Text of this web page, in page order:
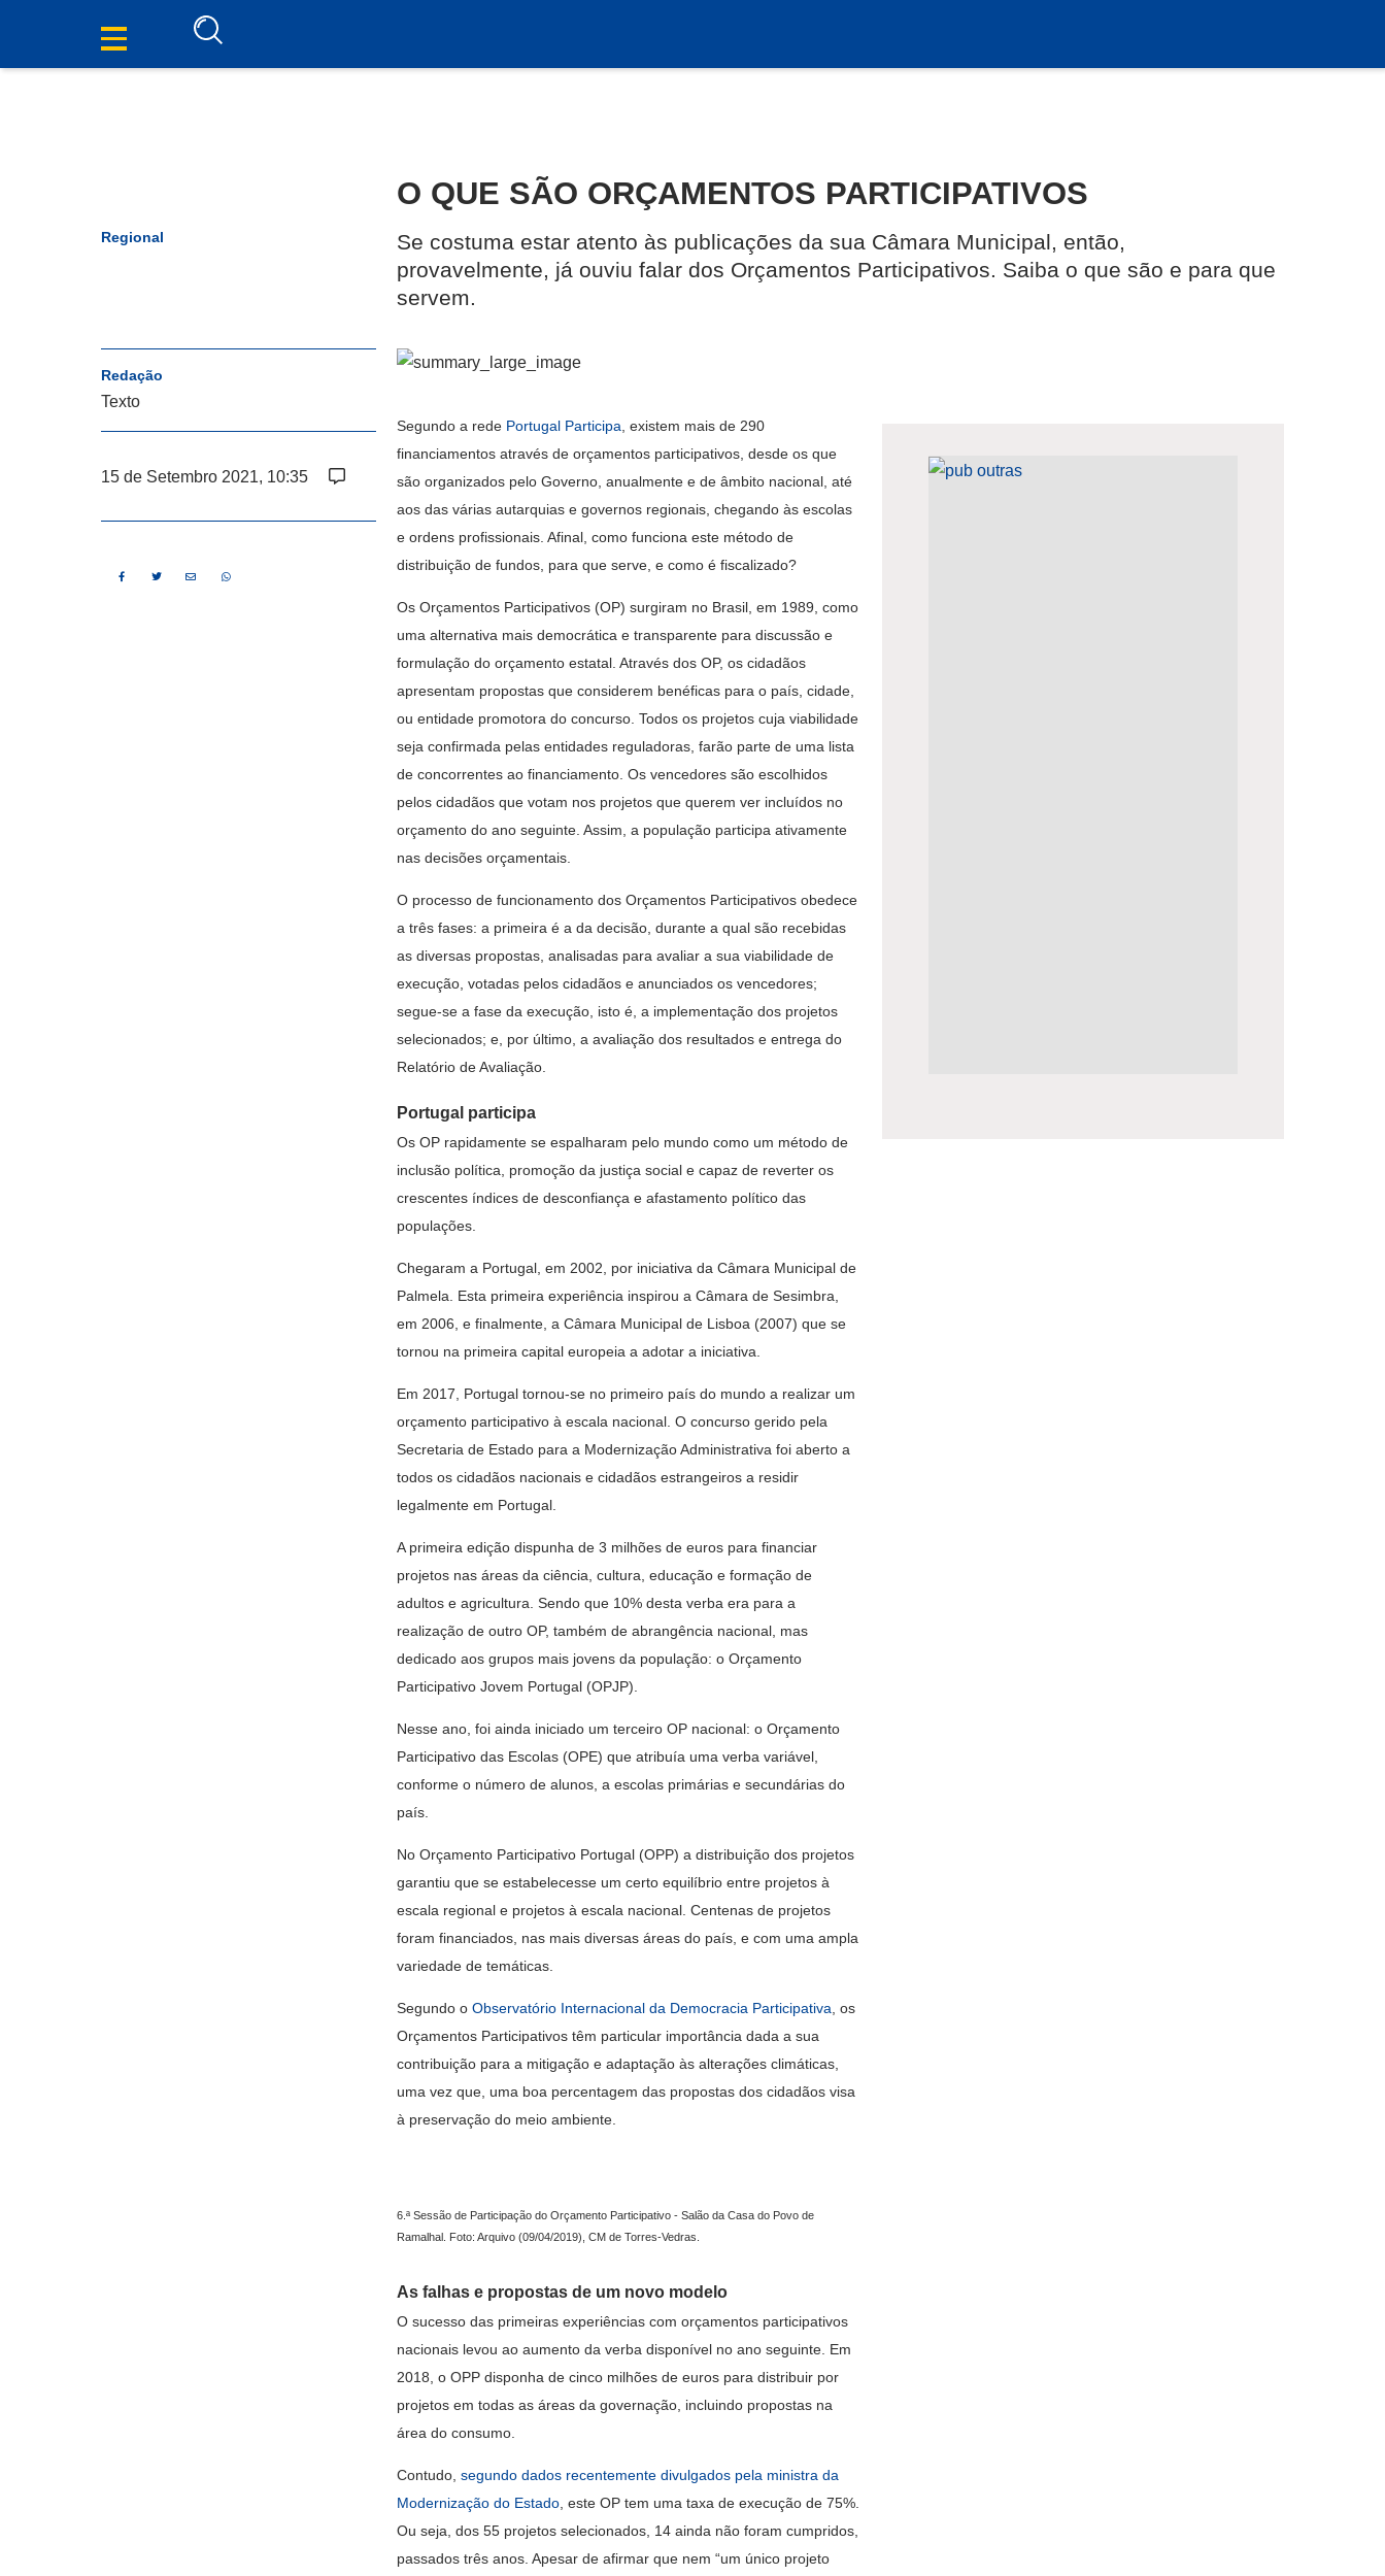
Regional
O QUE SÃO ORÇAMENTOS PARTICIPATIVOS
Se costuma estar atento às publicações da sua Câmara Municipal, então,
provavelmente, já ouviu falar dos Orçamentos Participativos. Saiba o que são e para que
servem.
Redação
Texto
15 de Setembro 2021, 10:35
Segundo a rede Portugal Participa , existem mais de 290
financiamentos através de orçamentos participativos, desde os que
são organizados pelo Governo, anualmente e de âmbito nacional, até
aos das várias autarquias e governos regionais, chegando às escolas
e ordens profissionais. Afinal, como funciona este método de
distribuição de fundos, para que serve, e como é fiscalizado?
Os Orçamentos Participativos (OP) surgiram no Brasil, em 1989, como
uma alternativa mais democrática e transparente para discussão e
formulação do orçamento estatal. Através dos OP, os cidadãos
apresentam propostas que considerem benéficas para o país, cidade,
ou entidade promotora do concurso. Todos os projetos cuja viabilidade
seja confirmada pelas entidades reguladoras, farão parte de uma lista
de concorrentes ao financiamento. Os vencedores são escolhidos
pelos cidadãos que votam nos projetos que querem ver incluídos no
orçamento do ano seguinte. Assim, a população participa ativamente
nas decisões orçamentais.
O processo de funcionamento dos Orçamentos Participativos obedece
a três fases: a primeira é a da decisão, durante a qual são recebidas
as diversas propostas, analisadas para avaliar a sua viabilidade de
execução, votadas pelos cidadãos e anunciados os vencedores;
segue-se a fase da execução, isto é, a implementação dos projetos
selecionados; e, por último, a avaliação dos resultados e entrega do
Relatório de Avaliação.
Portugal participa
Os OP rapidamente se espalharam pelo mundo como um método de
inclusão política, promoção da justiça social e capaz de reverter os
crescentes índices de desconfiança e afastamento político das
populações.
Chegaram a Portugal, em 2002, por iniciativa da Câmara Municipal de
Palmela. Esta primeira experiência inspirou a Câmara de Sesimbra,
em 2006, e finalmente, a Câmara Municipal de Lisboa (2007) que se
tornou na primeira capital europeia a adotar a iniciativa.
Em 2017, Portugal tornou-se no primeiro país do mundo a realizar um
orçamento participativo à escala nacional. O concurso gerido pela
Secretaria de Estado para a Modernização Administrativa foi aberto a
todos os cidadãos nacionais e cidadãos estrangeiros a residir
legalmente em Portugal.
A primeira edição dispunha de 3 milhões de euros para financiar
projetos nas áreas da ciência, cultura, educação e formação de
adultos e agricultura. Sendo que 10% desta verba era para a
realização de outro OP, também de abrangência nacional, mas
dedicado aos grupos mais jovens da população: o Orçamento
Participativo Jovem Portugal (OPJP).
Nesse ano, foi ainda iniciado um terceiro OP nacional: o Orçamento
Participativo das Escolas (OPE) que atribuía uma verba variável,
conforme o número de alunos, a escolas primárias e secundárias do
país.
No Orçamento Participativo Portugal (OPP) a distribuição dos projetos
garantiu que se estabelecesse um certo equilíbrio entre projetos à
escala regional e projetos à escala nacional. Centenas de projetos
foram financiados, nas mais diversas áreas do país, e com uma ampla
variedade de temáticas.
Segundo oObservatório Internacional da Democracia Participativa , os
Orçamentos Participativos têm particular importância dada a sua
contribuição para a mitigação e adaptação às alterações climáticas,
uma vez que, uma boa percentagem das propostas dos cidadãos visa
à preservação do meio ambiente.
6.ª Sessão de Participação do Orçamento Participativo - Salão da Casa do Povo de
Ramalhal. Foto: Arquivo (09/04/2019), CM de Torres-Vedras.
As falhas e propostas de um novo modelo
O sucesso das primeiras experiências com orçamentos participativos
nacionais levou ao aumento da verba disponível no ano seguinte. Em
2018, o OPP disponha de cinco milhões de euros para distribuir por
projetos em todas as áreas da governação, incluindo propostas na
área do consumo.
Contudo,segundo dados recentemente divulgados pela ministra da
Modernização do Estado, este OP tem uma taxa de execução de 75%.
Ou seja, dos 55 projetos selecionados, 14 ainda não foram cumpridos,
passados três anos. Apesar de afirmar que nem “um único projeto